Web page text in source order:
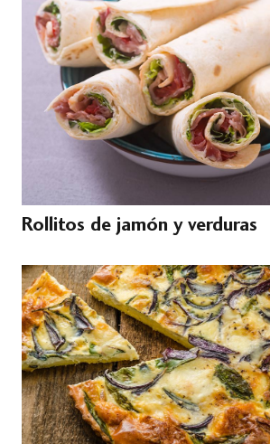
Rollitos de jamón y verduras